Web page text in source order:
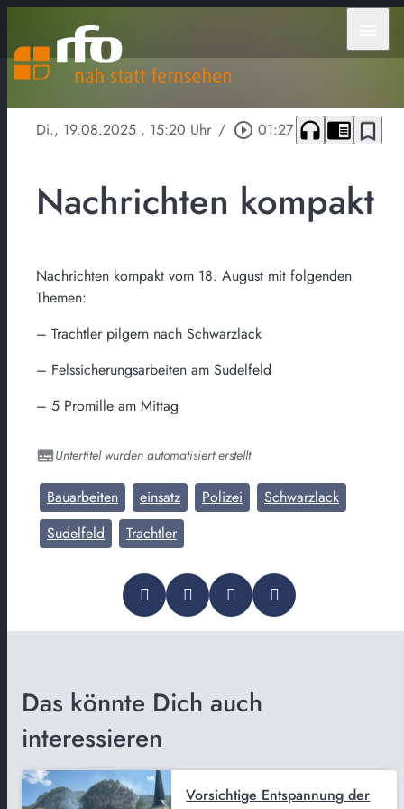
Di., 19.08.2025 , 15:20 Uhr / play_circle_outline 01:27 headphones chrome_reader_mode bookmark_border
Nachrichten kompakt
Nachrichten kompakt vom 18. August mit folgenden
Themen:
– Trachtler pilgern nach Schwarzlack
– Felssicherungsarbeiten am Sudelfeld
– 5 Promille am Mittag
Untertitel wurden automatisiert erstellt
Bauarbeiten einsatz Polizei
Schwarzlack
Sudelfeld
Trachtler
Das könnte Dich auch
interessieren
Vorsichtige Entspannung der